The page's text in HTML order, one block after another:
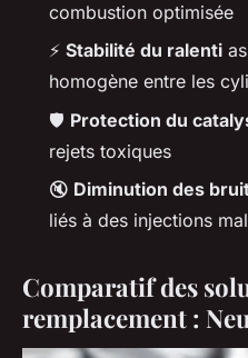
combustion optimisée
⚡ Stabilité du ralenti
homogène entre les
🛡️ Protection du
rejets toxiques
🔇 Diminution des
liés à des injections
Comparatif des
remplacement :